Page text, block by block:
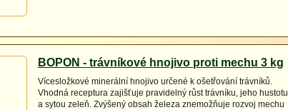
BOPON - trávníkové hnojivo proti mechu 3 kg
Vícesložkové minerální hnojivo určené k ošetřování trávníků.
Vhodná receptura zajišťuje pravidelný růst trávníku, jeho hustotu
a sytou zeleň. Zvýšený obsah železa znemožňuje rozvoj mechu